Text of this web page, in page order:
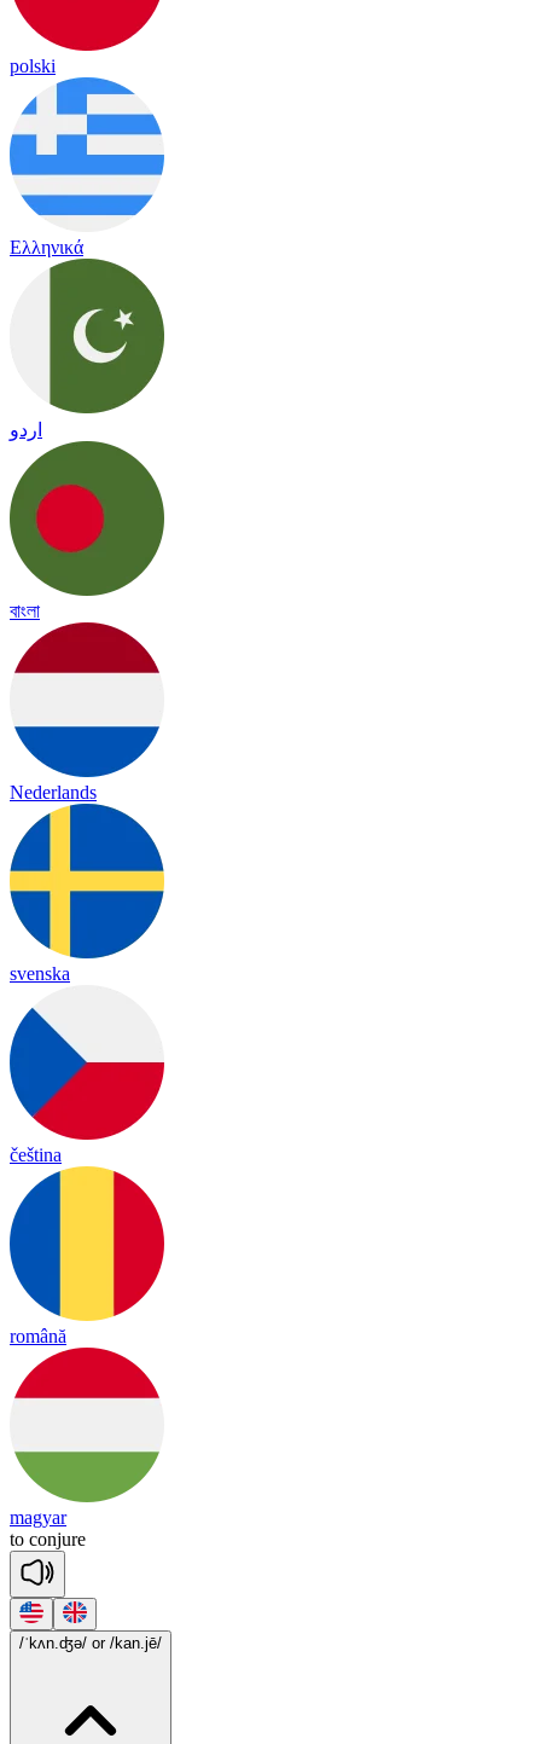
polski
Ελληνικά
اردو
বাংলা
Nederlands
svenska
čeština
română
magyar
to conjure
/ˈkʌn.ʤə/ or /kan.jē/